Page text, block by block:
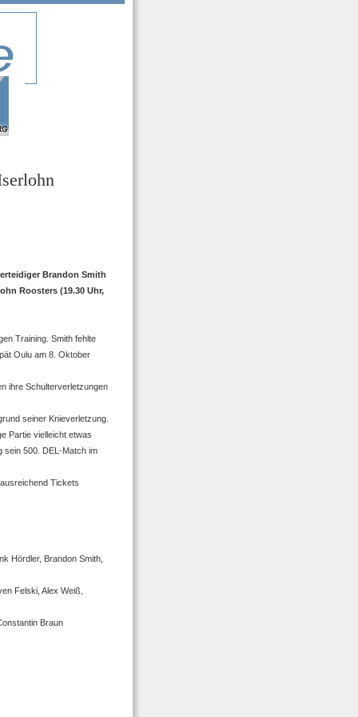
Brandon Smith
Roosters (19.30 Uhr,
Training. Smith fehlte
Oulu am 8. Oktober
ihre Schulterverletzungen
seiner Knieverletzung.
Partie vielleicht etwas
sein 500. DEL-Match im
Tickets
Hördler, Brandon Smith,
Felski, Alex Weiß,
Braun